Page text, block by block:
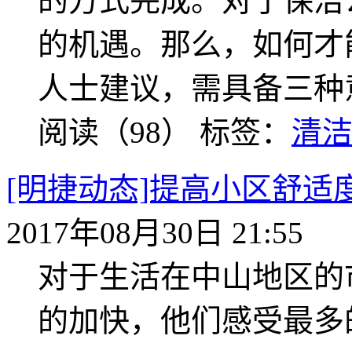
的机遇。那么，如何
人士建议，需具备三
阅读（98） 标签： 清
[明捷动态]提高小区舒适
2017年08月30日 21:55
对于生活在中山地区
的加快，他们感受最